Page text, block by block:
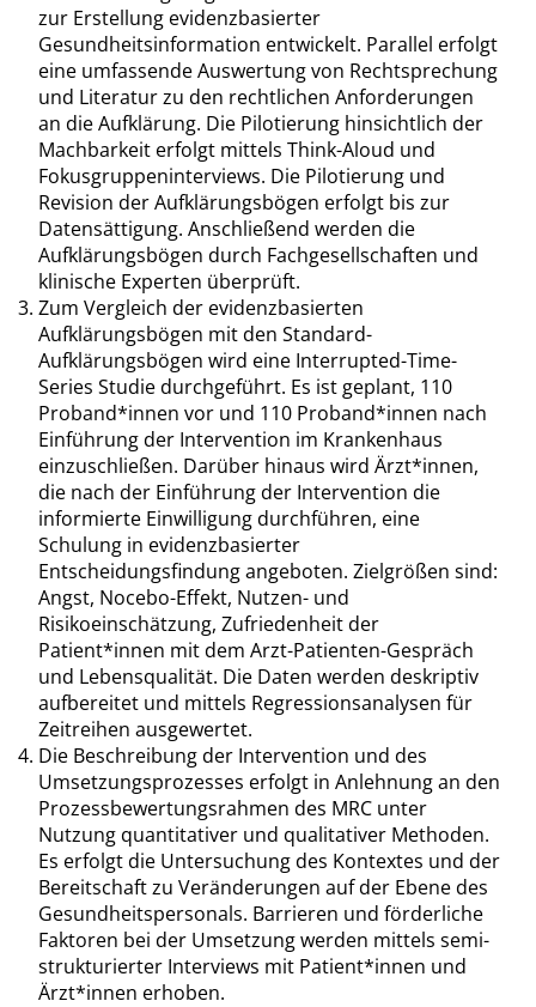
zur Erstellung evidenzbasierter
Gesundheitsinformation entwickelt. Parallel erfolgt
eine umfassende Auswertung von Rechtsprechung
und Literatur zu den rechtlichen Anforderungen
an die Aufklärung. Die Pilotierung hinsichtlich der
Machbarkeit erfolgt mittels Think-Aloud und
Fokusgruppeninterviews. Die Pilotierung und
Revision der Aufklärungsbögen erfolgt bis zur
Datensättigung. Anschließend werden die
Aufklärungsbögen durch Fachgesellschaften und
klinische Experten überprüft.
Zum Vergleich der evidenzbasierten
Aufklärungsbögen mit den Standard-
Aufklärungsbögen wird eine Interrupted-Time-
Series Studie durchgeführt. Es ist geplant, 110
Proband*innen vor und 110 Proband*innen nach
Einführung der Intervention im Krankenhaus
einzuschließen. Darüber hinaus wird Ärzt*innen,
die nach der Einführung der Intervention die
informierte Einwilligung durchführen, eine
Schulung in evidenzbasierter
Entscheidungsfindung angeboten. Zielgrößen sind:
Angst, Nocebo-Effekt, Nutzen- und
Risikoeinschätzung, Zufriedenheit der
Patient*innen mit dem Arzt-Patienten-Gespräch
und Lebensqualität. Die Daten werden deskriptiv
aufbereitet und mittels Regressionsanalysen für
Zeitreihen ausgewertet.
Die Beschreibung der Intervention und des
Umsetzungsprozesses erfolgt in Anlehnung an den
Prozessbewertungsrahmen des MRC unter
Nutzung quantitativer und qualitativer Methoden.
Es erfolgt die Untersuchung des Kontextes und der
Bereitschaft zu Veränderungen auf der Ebene des
Gesundheitspersonals. Barrieren und förderliche
Faktoren bei der Umsetzung werden mittels semi-
strukturierter Interviews mit Patient*innen und
Ärzt*innen erhoben.